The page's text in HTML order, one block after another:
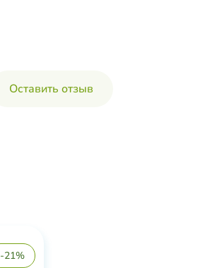
Оставить отзыв
-21%